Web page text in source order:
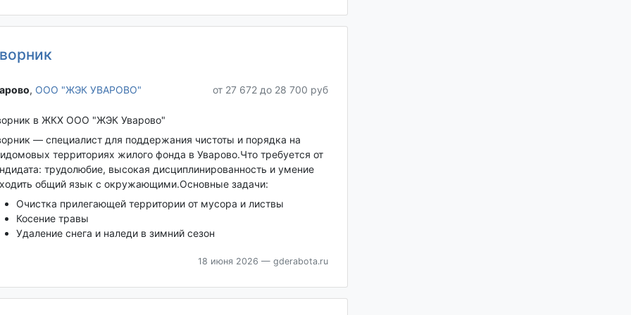
, ООО "ЖЭК УВАРОВО" от 27 672 до 28 700 руб
в ЖКХ ООО "ЖЭК Уварово"
— специалист для поддержания чистоты и порядка на
территориях жилого фонда в Уварово.Что требуется от
трудолюбие, высокая дисциплинированность и умение
общий язык с окружающими.Основные задачи:
Очистка прилегающей территории от мусора и листвы
Косение травы
Удаление снега и наледи в зимний сезон
18 июня 2026 — gderabota.ru